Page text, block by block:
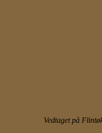
Vedtaget på